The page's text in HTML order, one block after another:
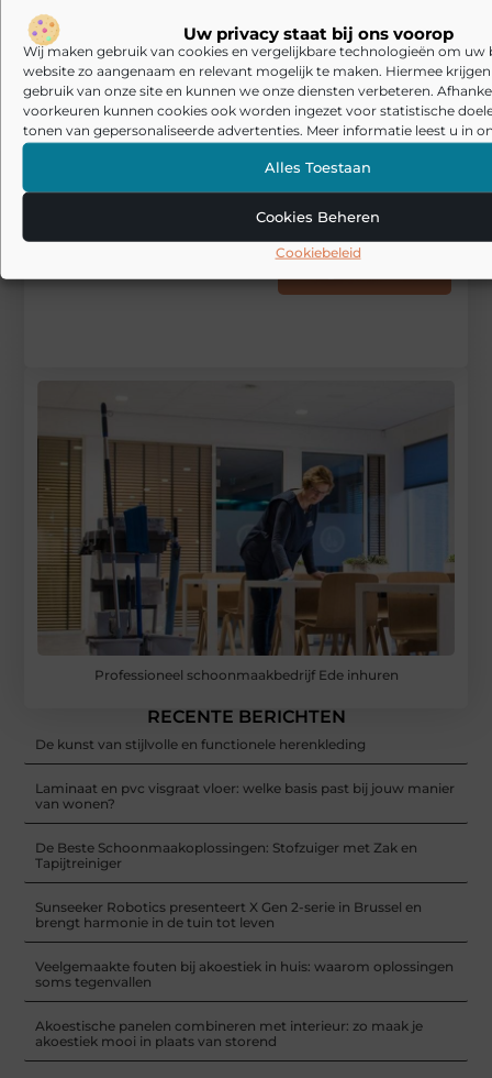
Uw privacy staat bij ons voorop
Wij maken gebruik van cookies en vergelijkbare technologieën om uw
website zo aangenaam en relevant mogelijk te maken. Hiermee
gebruik van onze site en kunnen we onze diensten verbeteren.
voorkeuren kunnen cookies ook worden ingezet voor statistische
tonen van gepersonaliseerde advertenties. Meer informatie leest u in
Alles Toestaan
Cookies Beheren
Cookiebeleid
Tags en Categorieën:
Huishouden en schoonmaak
DEEL DIT:
Professioneel schoonmaakbedrijf Ede inhuren
RECENTE BERICHTEN
De kunst van stijlvolle en functionele herenkleding
Laminaat en pvc visgraat vloer: welke basis past bij jouw manier
van wonen?
De Beste Schoonmaakoplossingen: Stofzuiger met Zak en
Tapijtreiniger
Sunseeker Robotics presenteert X Gen 2-serie in Brussel en
brengt harmonie in de tuin tot leven
Veelgemaakte fouten bij akoestiek in huis: waarom oplossingen
soms tegenvallen
Akoestische panelen combineren met interieur: zo maak je
akoestiek mooi in plaats van storend
Stuur ons een
bericht